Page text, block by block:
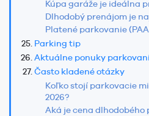
Kúpa garáže je ideálna
Dlhodobý prenájom je
Platené parkovanie
Parking tip
Aktuálne ponuky
Často kladené otázky
Koľko stojí parkovacie
2026?
Aká je cena dlhodobého